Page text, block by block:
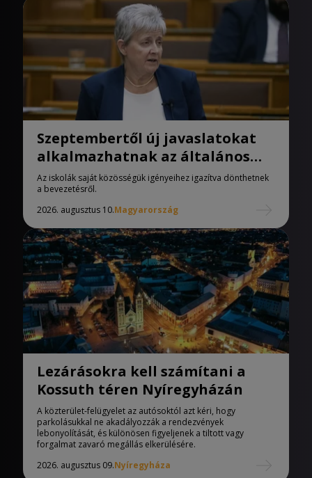
Szeptembertől új javaslatokat
alkalmazhatnak az általános
iskolák
Az iskolák saját közösségük igényeihez igazítva dönthetnek
a bevezetésről.
2026. augusztus 10.Magyarország
Lezárásokra kell számítani a
Kossuth téren Nyíregyházán
A közterület-felügyelet az autósoktól azt kéri, hogy
parkolásukkal ne akadályozzák a rendezvények
lebonyolítását, és különösen figyeljenek a tiltott vagy
forgalmat zavaró megállás elkerülésére.
2026. augusztus 09.Nyíregyháza